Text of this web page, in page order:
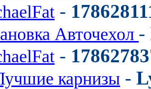
-
Авточехол -
-
карнизы -